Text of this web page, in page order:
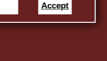
Accept